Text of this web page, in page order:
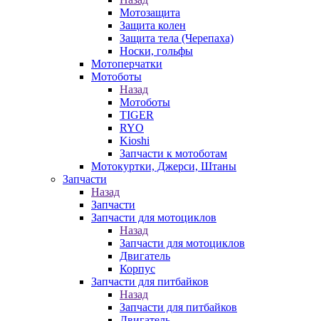
Мотозащита
Защита колен
Защита тела (Черепаха)
Носки, гольфы
Мотоперчатки
Мотоботы
Назад
Мотоботы
TIGER
RYO
Kioshi
Запчасти к мотоботам
Мотокуртки, Джерси, Штаны
Запчасти
Назад
Запчасти
Запчасти для мотоциклов
Назад
Запчасти для мотоциклов
Двигатель
Корпус
Запчасти для питбайков
Назад
Запчасти для питбайков